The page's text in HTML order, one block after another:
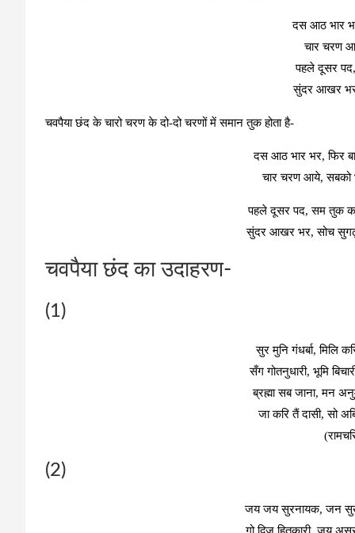
दस आठ भार
चार चरण
पहले दूसरपद,
सुंदर आखर
चवपैया छंद के चारो चरण के दो-दो चरणों में समान तुक होता है-
दस आठ भार भर, फिर
चार चरण आये, सबको
पहले दूसर पद, सम तुक
सुंदर आखर भर, सोच
चवपैया छंद का उदाहरण-
(1)
सुर मुनि गंधर्बा, मिलि
सँग गोतनुधारी, भूमि
ब्रह्मा सब जाना, मन
जा करि तैं दासी, सो
(2)
जय जय सुरनायक, जन